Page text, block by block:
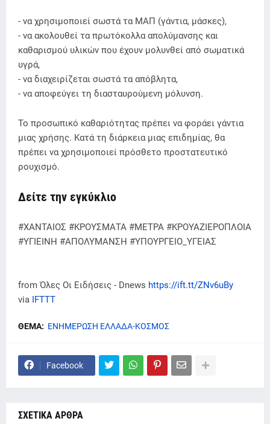
- να χρησιμοποιεί σωστά τα ΜΑΠ (γάντια, μάσκες),
- να ακολουθεί τα πρωτόκολλα απολύμανσης και
καθαρισμού υλικών που έχουν μολυνθεί από σωματικά
υγρά,
- να διαχειρίζεται σωστά τα απόβλητα,
- να αποφεύγει τη διασταυρούμενη μόλυνση.
Το προσωπικό καθαριότητας πρέπει να φοράει γάντια
μιας χρήσης. Κατά τη διάρκεια μιας επιδημίας, θα
πρέπει να χρησιμοποιεί πρόσθετο προστατευτικό
ρουχισμό.
Δείτε την εγκύκλιο
#ΧΑΝΤΑΙΟΣ #ΚΡΟΥΣΜΑΤΑ #ΜΕΤΡΑ #ΚΡΟΥΑΖΙΕΡΟΠΛΟΙΑ
#ΥΓΙΕΙΝΗ #ΑΠΟΛΥΜΑΝΣΗ #ΥΠΟΥΡΓΕΙΟ_ΥΓΕΙΑΣ
from Όλες Οι Ειδήσεις - Dnews https://ift.tt/ZNv6uBy
via IFTTT
ΘΕΜΑ: ΕΝΗΜΕΡΩΣΗ ΕΛΛΑΔΑ-ΚΟΣΜΟΣ
Facebook
ΣΧΕΤΙΚΑ ΑΡΘΡΑ